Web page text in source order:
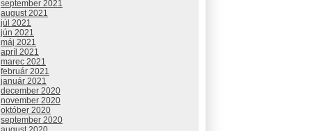
september 2021
august 2021
júl 2021
jún 2021
máj 2021
apríl 2021
marec 2021
február 2021
január 2021
december 2020
november 2020
október 2020
september 2020